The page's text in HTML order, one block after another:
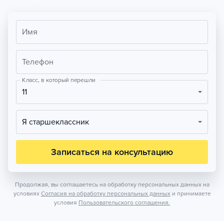
Имя
Телефон
Класс, в который перешли
11
Я старшеклассник
Записаться на консультацию
Продолжая, вы соглашаетесь на обработку персональных данных на
условиях Согласия на обработку персональных данных и принимаете
условия Пользовательского соглашения.